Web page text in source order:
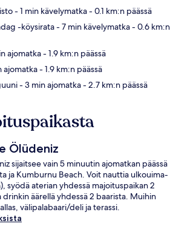
- 1 min kävelymatka- 0.1 km:n päässä
-köysirata- 7 min kävelymatka- 0.6 km:n
ajomatka- 1.9 km:n päässä
ajomatka- 1.9 km:n päässä
- 3 min ajomatka- 2.7 km:n päässä
Ölüdeniz
sijaitsee vain 5 minuutin ajomatkan päässä
ja Kumburnu Beach. Voit nauttia ulkouima-
syödä aterian yhdessä majoituspaikan 2
äärellä yhdessä 2 baarista. Muihin
välipalabaari/deli ja terassi.